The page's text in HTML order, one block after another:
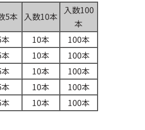
5本 入数10本
入数100
本
10本
100本
10本
100本
10本
100本
10本
100本
10本 100本